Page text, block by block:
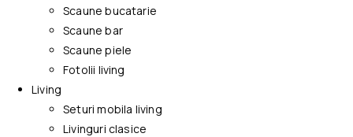
Scaune bucatarie
Scaune bar
Scaune piele
Fotolii living
Living
Seturi mobila living
Livinguri clasice